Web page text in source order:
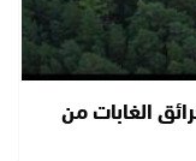
الغابات من